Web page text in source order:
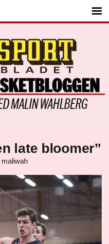
late bloomer”
maliwah